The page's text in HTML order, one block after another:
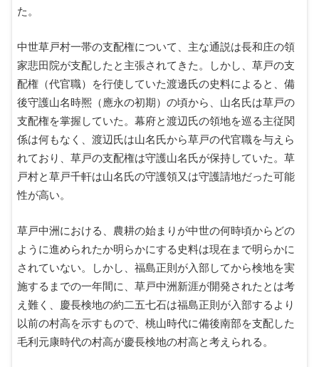
た。
中世草戸村一帯の支配権について、主な通説は長和庄の領
家悲田院が支配したと主張されてきた。しかし、草戸の支
配権（代官職）を行使していた渡邊氏の史料によると、備
後守護山名時熈（應永の初期）の頃から、山名氏は草戸の
支配権を掌握していた。幕府と渡辺氏の領地を巡る主従関
係は何もなく、渡辺氏は山名氏から草戸の代官職を与えら
れており、草戸の支配権は守護山名氏が保持していた。草
戸村と草戸千軒は山名氏の守護領又は守護請地だった可能
性が高い。
草戸中洲における、農耕の始まりが中世の何時頃からどの
ように進められたか明らかにする史料は現在まで明らかに
されていない。しかし、福島正則が入部してから検地を実
施するまでの一年間に、草戸中洲新涯が開発されたとは考
え難く、慶長検地の約二五七石は福島正則が入部するより
以前の村高を示すもので、桃山時代に備後南部を支配した
毛利元康時代の村高が慶長検地の村高と考えられる。